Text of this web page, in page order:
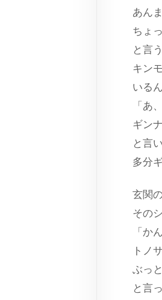
あん
ちょ
と言
キン
いる
「あ
ギン
と言
多分
玄関
その
「か
トノ
ぶっ
と言